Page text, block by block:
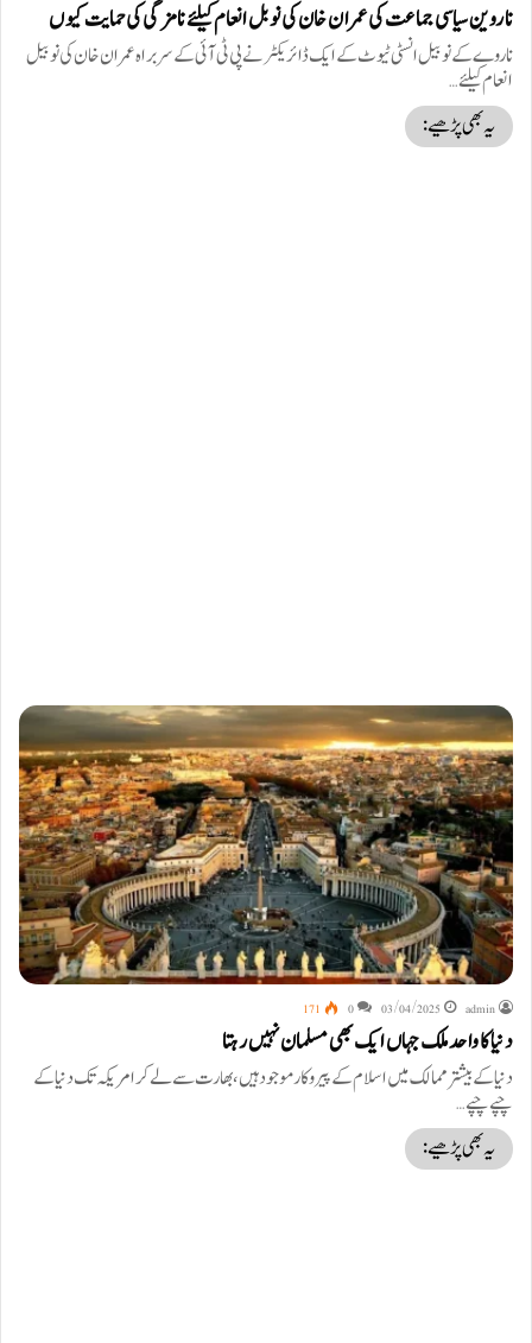
ناروین سیاسی جماعت کی عمران خان کی نوبل انعام کیلئے نامزگی کی حمایت کیوں
ناروے کے نوبیل انسٹی ٹیوٹ کے ایک ڈائریکٹر نے پی ٹی آئی کے سربراہ عمران خان کی نوبیل
انعام کیلئے…
یہ بھی پڑھیے:
admin
03/04/2025
0
171
دنیا کا واحد ملک جہاں ایک بھی مسلمان نہیں رہتا
دنیا کے بیشتر ممالک میں اسلام کے پیروکار موجود ہیں، بھارت سے لے کر امریکہ تک دنیا کے
چپے چپے…
یہ بھی پڑھیے: